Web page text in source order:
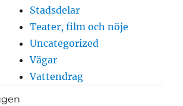
Stadsdelar
Teater, film och nöje
Uncategorized
Vägar
Vattendrag